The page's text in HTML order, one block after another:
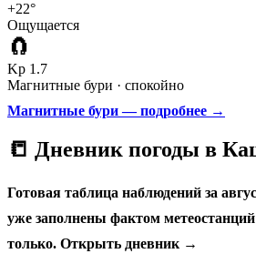
+22°
Ощущается
🧲
Kp 1.7
Магнитные бури · спокойно
Магнитные бури — подробнее →
📒 Дневник погоды в
Готовая таблица наблюдений за
уже заполнены фактом
только. Открыть дневник →